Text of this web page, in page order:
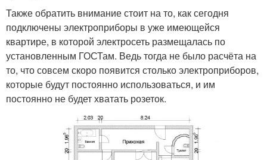
Также обратить внимание стоит на то, как сегодня
подключены электроприборы в уже имеющейся
квартире, в которой электросеть размещалась по
установленным ГОСТам. Ведь тогда не было расчёта на
то, что совсем скоро появится столько электроприборов,
которые будут постоянно использоваться, и им
постоянно не будет хватать розеток.